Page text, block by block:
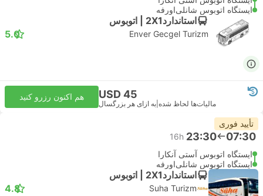
ایستگاه اتوبوس شانلی‌اورفه
استاندارد2X1 | اتوبوس
Enver Gecgel Turizm
5.0
USD 45
مالیات‌ها لحاظ شده به ازای هر بزرگسال
هم اکنون رزرو کنید
تأیید فوری
07:30
23:30
16h
ایستگاه اتوبوس آستی آنکارا
ایستگاه اتوبوس شانلی‌اورفه
استاندارد2X1 | اتوبوس
Suha Turizm
4.8